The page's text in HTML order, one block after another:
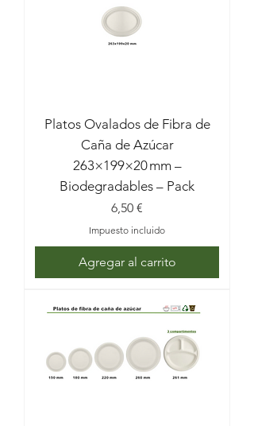
Platos Ovalados de Fibra de
Caña de Azúcar
263×199×20 mm –
Biodegradables – Pack
Precio
6,50 €
Impuesto incluido
Agregar al carrito